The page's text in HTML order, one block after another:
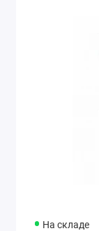
На складе